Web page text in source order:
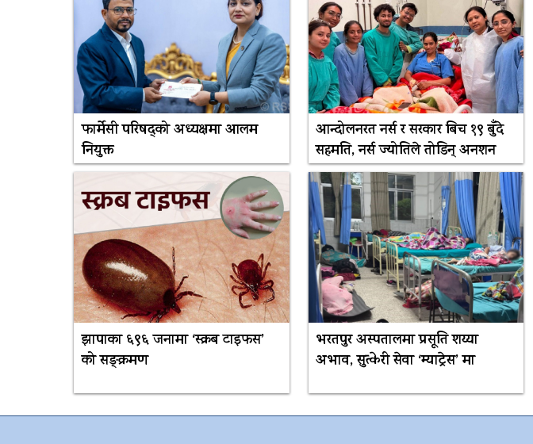
फार्मेसी परिषद्को अध्यक्षमा आलम
नियुक्त
आन्दोलनरत नर्स र सरकार बिच १९ बुँदे
सहमति, नर्स ज्योतिले तोडिन् अनशन
झापाका ६९६ जनामा ‘स्क्रब टाइफस’
को सङ्क्रमण
भरतपुर अस्पतालमा प्रसूति शय्या
अभाव, सुत्केरी सेवा ‘म्याट्रेस’ मा